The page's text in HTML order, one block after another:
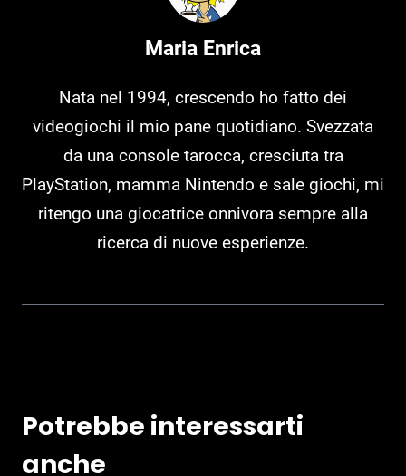
Maria Enrica
Nata nel 1994, crescendo ho fatto dei
videogiochi il mio pane quotidiano. Svezzata
da una console tarocca, cresciuta tra
PlayStation, mamma Nintendo e sale giochi, mi
ritengo una giocatrice onnivora sempre alla
ricerca di nuove esperienze.
Potrebbe interessarti
anche